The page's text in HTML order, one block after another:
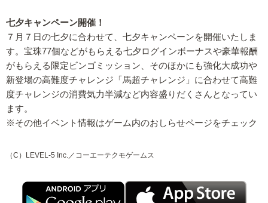
七夕キャンペーン開催！
７月７日の七夕に合わせて、七夕キャンペーンを開催いたしま
す。宝珠77個などがもらえる七夕ログインボーナスや豪華報酬
がもらえる限定ビンゴミッション、そのほかにも強化大成功や
新登場の高難度チャレンジ「馬超チャレンジ」に合わせて高難
度チャレンジの消費気力半減など内容盛りだくさんとなってい
ます。
※その他イベント情報はゲーム内のおしらせページをチェック
（C）LEVEL-5 Inc.／コーエーテクモゲームス